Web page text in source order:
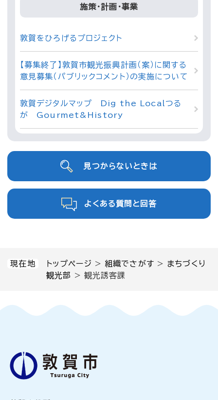
現在地 トップページ > 組織でさがす > まちづくり
観光部
> 観光誘客課
施策・計画・事業
敦賀をひろげるプロジェクト
【募集終了】敦賀市観光振興計画（案）に関する
意見募集（パブリックコメント）の実施について
敦賀デジタルマップ Dig the Localつる
が Gourmet&History
見つからないときは
よくある質問と回答